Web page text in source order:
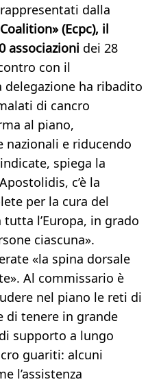
dalla
(Ecpc), il
associazioni dei 28
con il
delegazione ha ribadito
di cancro
al piano,
nazionali e riducendo
spiega la
c’è la
per la cura del
l’Europa, in grado
ciascuna».
«la spina dorsale
Al commissario è
nel piano le reti di
di tenere in grande
supporto a lungo
guariti: alcuni
l’assistenza